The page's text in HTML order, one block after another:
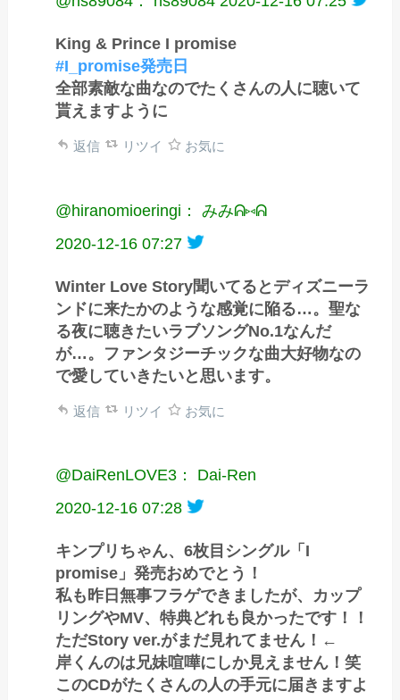
King & Prince I promise
#I_promise発売日
全部素敵な曲なのでたくさんの人に聴いて
貰えますように
返信 リツイ お気に
@hiranomioeringi： みみᕱ⑅︎ᕱ
2020-12-16 07:27
Winter Love Story聞いてるとディズニーラ
ンドに来たかのような感覚に陥る…。聖な
る夜に聴きたいラブソングNo.1なんだ
が…。ファンタジーチックな曲大好物なの
で愛していきたいと思います。
返信 リツイ お気に
@DaiRenLOVE3： Dai-Ren
2020-12-16 07:28
キンプリちゃん、6枚目シングル「I
promise」発売おめでとう！
私も昨日無事フラゲできましたが、カップ
リングやMV、特典どれも良かったです！！
ただStory ver.がまだ見れてません！←
岸くんのは兄妹喧嘩にしか見えません！笑
このCDがたくさんの人の手元に届きますよ